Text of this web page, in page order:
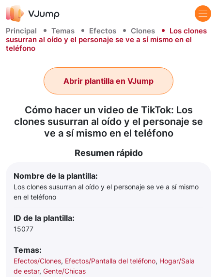
Principal Temas Efectos Clones
Los clones
susurran al oído y el personaje se ve a sí mismo en el
teléfono
Cómo hacer un video de TikTok: Los
clones susurran al oído y el personaje se
ve a sí mismo en el teléfono
Abrir plantilla en VJump
Resumen rápido
Nombre de la plantilla:
Los clones susurran al oído y el personaje se ve a sí mismo
en el teléfono
ID de la plantilla:
15077
Temas:
Efectos/Clones, Efectos/Pantalla del teléfono, Hogar/Sala
de estar, Gente/Chicas